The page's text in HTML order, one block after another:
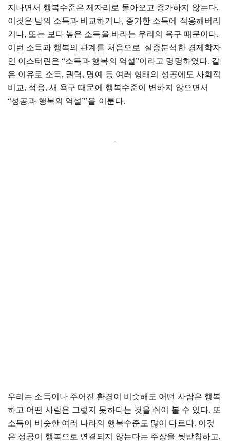
지나면서 행복수준은 제자리로 돌아오고 증가하지 않는다.
이것은 남의 소득과 비교하거나, 증가한 소득에 적응해버리
거나, 또는 보다 높은 소득을 바라는 우리의 욕구 때문이다.
이런 소득과 행복의 관계를 처음으로 실증분석한 경제학자
인 이스터린은 “소득과 행복의 역설”이라고 명명하였다. 같
은 이유로 소득, 권력, 명예 등 여러 형태의 성공에도 사회적
비교, 적응, 새 욕구 때문에 행복수준이 변하지 않으면서
“성공과 행복의 역설”’을 이룬다.
우리는 소득이나 주어진 환경이 비슷해도 어떤 사람은 행복
하고 어떤 사람은 그렇지 못하다는 것을 쉬이 볼 수 있다. 또
소득이 비슷한 여러 나라의 행복수준도 많이 다르다. 이것
은 성공이 행복으로 연결되지 않는다는 주장을 뒷받침하고,